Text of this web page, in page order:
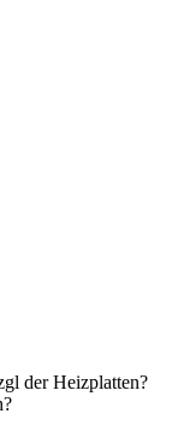
der Heizplatten?